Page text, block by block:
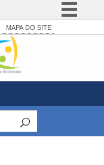
Simplifique!
Comunica BR
Participe
Legislação
Canais
MAPA DO SITE